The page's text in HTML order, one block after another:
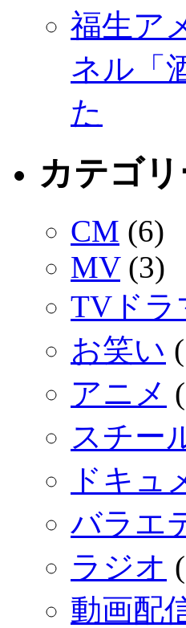
福生ア
ネル「
た
カテゴ
CM (6)
MV(3)
TVドラ
お笑い
アニメ
スチー
ドキュ
バラエ
ラジオ
動画配